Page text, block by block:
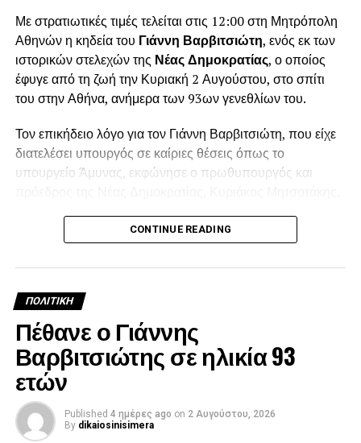
Με στρατιωτικές τιμές τελείται στις 12:00 στη Μητρόπολη
Αθηνών η κηδεία του Γιάννη Βαρβιτσιώτη, ενός εκ των
ιστορικών στελεχών της Νέας Δημοκρατίας, ο οποίος
έφυγε από τη ζωή την Κυριακή 2 Αυγούστου, στο σπίτι
του στην Αθήνα, ανήμερα των 93ων γενεθλίων του.
Τον επικήδειο λόγο για τον Γιάννη Βαρβιτσιώτη, που είχε
διατελέσει υπουργός σε καίριες θέσεις όπως το
υπουργείο Άμυνας, εκφώνησε ο πρωθυπουργός και
Λίγο πριν τη μία το μεσημέρι, ολοκληρώθηκε η εξόδιος
ακολουθία και στο βήμα ανέβηκε ο πρωθυπουργός
Κυριάκος Μητσοτάκης για να εκφωνήσει τον επικήδειο
Μεταξύ άλλων ο Κυριάκος Μητσοτάκης, είπε: «Ο Γιάννης
Βαρβιτσιώτης ήταν φτιαγμένος από εκείνο το σπάνιο
μέταλλο μιας άλλης εποχής…Υπήρξε ο τελευταίος
εκπρόσωπος μιας σχολής που αντιλαμβανόταν την
πολιτική όχι ως κάτι πρόσκαιρο, αλλά έχοντας αρχές και
αξίες.
CONTINUE READING
ΠΟΛΙΤΙΚΉ
Πέθανε ο Γιάννης
Βαρβιτσιώτης σε ηλικία 93
ετών
Published 4 ημέρες ago on 2 Αυγούστου, 2026
By dikaiosinisimera